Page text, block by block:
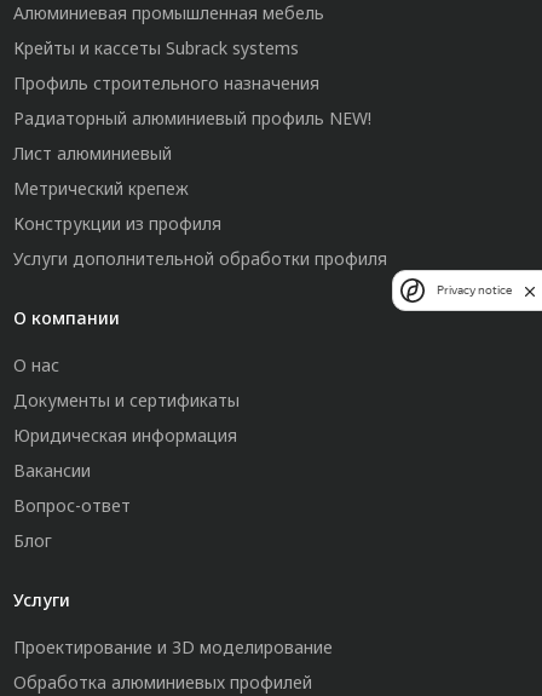
Алюминиевая промышленная мебель
Крейты и кассеты Subrack systems
Профиль строительного назначения
Радиаторный алюминиевый профиль NEW!
Лист алюминиевый
Метрический крепеж
Конструкции из профиля
Услуги дополнительной обработки профиля
О компании
О нас
Документы и сертификаты
Юридическая информация
Вакансии
Вопрос-ответ
Блог
Услуги
Проектирование и 3D моделирование
Обработка алюминиевых профилей
Privacy notice